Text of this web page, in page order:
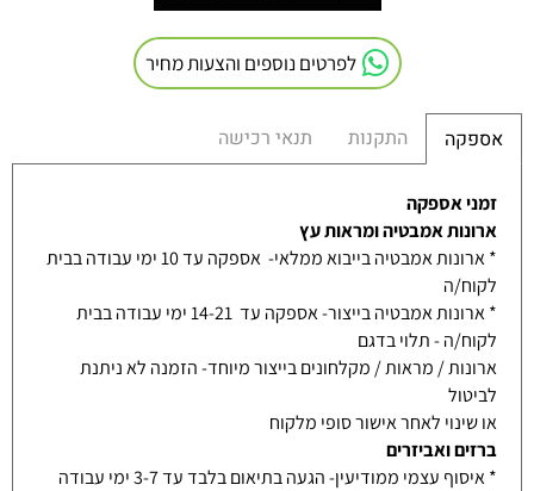
לפרטים נוספים והצעות מחיר
אספקה התקנות תנאי רכישה
זמני אספקה
ארונות אמבטיה ומראות עץ
* ארונות אמבטיה בייבוא ממלאי- אספקה עד 10 ימי עבודה בבית
לקוח/ה
* ארונות אמבטיה בייצור- אספקה עד 14-21 ימי עבודה בבית
לקוח/ה - תלוי בדגם
ארונות / מראות / מקלחונים בייצור מיוחד- הזמנה לא ניתנת
לביטול
או שינוי לאחר אישור סופי מלקוח
ברזים ואביזרים
* איסוף עצמי ממודיעין- הגעה בתיאום בלבד עד 3-7 ימי עבודה